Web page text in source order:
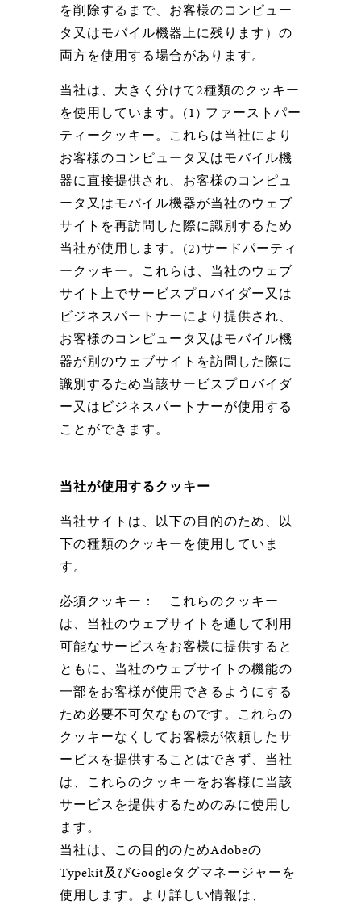
を削除するまで、お客様のコンピュー
タ又はモバイル機器上に残ります）の
両方を使用する場合があります。
当社は、大きく分けて2種類のクッキー
を使用しています。(1) ファーストパー
ティークッキー。これらは当社により
お客様のコンピュータ又はモバイル機
器に直接提供され、お客様のコンピュ
ータ又はモバイル機器が当社のウェブ
サイトを再訪問した際に識別するため
当社が使用します。(2)サードパーティ
ークッキー。これらは、当社のウェブ
サイト上でサービスプロバイダー又は
ビジネスパートナーにより提供され、
お客様のコンピュータ又はモバイル機
器が別のウェブサイトを訪問した際に
識別するため当該サービスプロバイダ
ー又はビジネスパートナーが使用する
ことができます。
当社が使用するクッキー
当社サイトは、以下の目的のため、以
下の種類のクッキーを使用していま
す。
必須クッキー： これらのクッキー
は、当社のウェブサイトを通して利用
可能なサービスをお客様に提供すると
ともに、当社のウェブサイトの機能の
一部をお客様が使用できるようにする
ため必要不可欠なものです。これらの
クッキーなくしてお客様が依頼したサ
ービスを提供することはできず、当社
は、これらのクッキーをお客様に当該
サービスを提供するためのみに使用し
ます。
当社は、この目的のためAdobeの
Typekit及びGoogleタグマネージャーを
使用します。より詳しい情報は、